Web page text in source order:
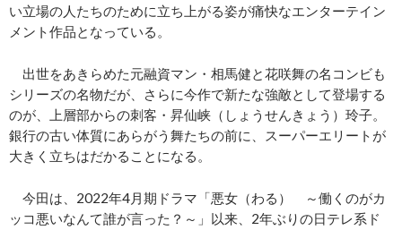
い立場の人たちのために立ち上がる姿が痛快なエンターテイン
メント作品となっている。
出世をあきらめた元融資マン・相馬健と花咲舞の名コンビも
シリーズの名物だが、さらに今作で新たな強敵として登場する
のが、上層部からの刺客・昇仙峡（しょうせんきょう）玲子。
銀行の古い体質にあらがう舞たちの前に、スーパーエリートが
大きく立ちはだかることになる。
今田は、2022年4月期ドラマ「悪女（わる） ～働くのがカ
ッコ悪いなんて誰が言った？～」以来、2年ぶりの日テレ系ド